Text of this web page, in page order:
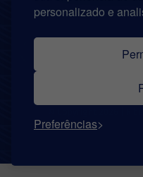
personalizado e
Preferências